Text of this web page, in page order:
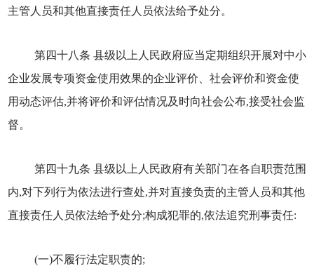
主管人员和其他直接责任人员依法给予处分。
第四十八条 县级以上人民政府应当定期组织开展对中小
企业发展专项资金使用效果的企业评价、社会评价和资金使
用动态评估,并将评价和评估情况及时向社会公布,接受社会监
督。
第四十九条 县级以上人民政府有关部门在各自职责范围
内,对下列行为依法进行查处,并对直接负责的主管人员和其他
直接责任人员依法给予处分;构成犯罪的,依法追究刑事责任:
(一)不履行法定职责的;